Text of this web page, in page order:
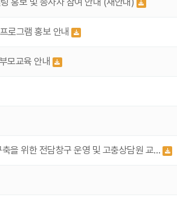
로그램 홍보 안내
모교육 안내
을 위한 전담창구 운영 및 고충상담원 교…